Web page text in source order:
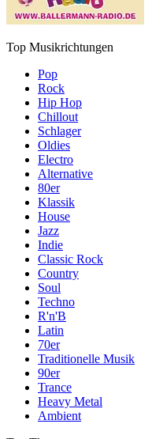
Top Musikrichtungen
Pop
Rock
Hip Hop
Chillout
Schlager
Oldies
Electro
Alternative
80er
Klassik
House
Jazz
Indie
Classic Rock
Country
Soul
Techno
R'n'B
Latin
70er
Traditionelle Musik
90er
Trance
Heavy Metal
Ambient